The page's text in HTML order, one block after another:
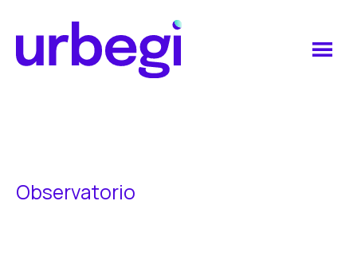
contenido
pie
Observatorio